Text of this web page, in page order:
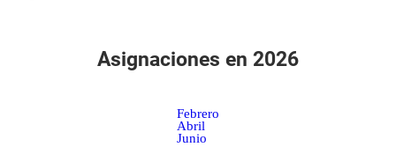
Asignaciones en 2026
Febrero
Abril
Junio